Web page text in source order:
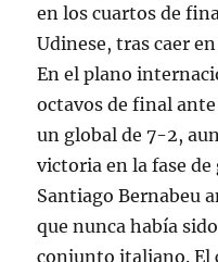
en los cuartos de
Udinese, tras caer
En el plano
octavos de final
un global de 7-2,
victoria en la fase
Santiago Bernabeu
que nunca había
conjunto italiano. El